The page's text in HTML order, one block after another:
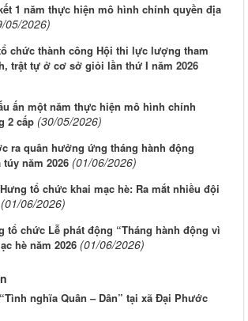
1 năm thực hiện mô hình chính quyền địa
05/2026)
chức thành công Hội thi lực lượng tham
trật tự ở cơ sở giỏi lần thứ I năm 2026
ấn một năm thực hiện mô hình chính
2 cấp (30/05/2026)
ra quân hưởng ứng tháng hành động
năm 2026 (01/06/2026)
tổ chức khai mạc hè: Ra mắt nhiều đội
(01/06/2026)
tổ chức Lễ phát động “Tháng hành động vì
hè năm 2026 (01/06/2026)
nghĩa Quân – Dân” tại xã Đại Phước